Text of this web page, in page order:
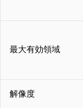
最大有効領域
解像度